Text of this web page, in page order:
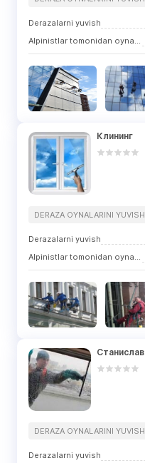
Derazalarni yuvish
Alpinistlar tomonidan oynalarni tozalash
Клининг
DERAZA OYNALARINI YUVISH
Derazalarni yuvish
Alpinistlar tomonidan oynalarni tozalash
Станислав
DERAZA OYNALARINI YUVISH
Derazalarni yuvish